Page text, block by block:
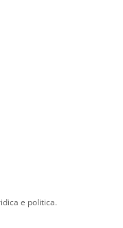
e politica.